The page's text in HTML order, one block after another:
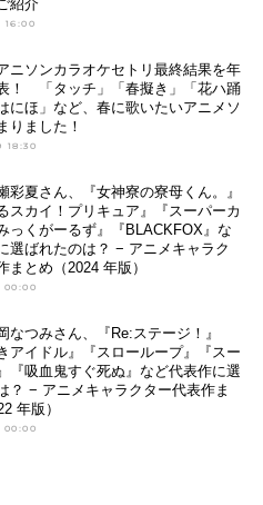
紹介
16:00
ニソンカラオケセトリ最終結果を年
！ 「タッチ」「春擬き」「花ハ踊
にほ」など、春に歌いたいアニメソ
りました！
18:30
彩夏さん、『女神寮の寮母くん。』
スカイ！プリキュア』『スーパーカ
っくがーるず』『BLACKFOX』な
選ばれたのは？ − アニメキャラク
まとめ（2024 年版）
00:00
なつみさん、『Re:ステージ！』
アイドル』『スローループ』『スー
『吸血鬼すぐ死ぬ』など代表作に選
？ − アニメキャラクター代表作ま
年版）
00:00